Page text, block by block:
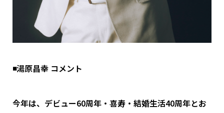
◾️湯原昌幸 コメント
今年は、デビュー60周年・喜寿・結婚生活40周年とお